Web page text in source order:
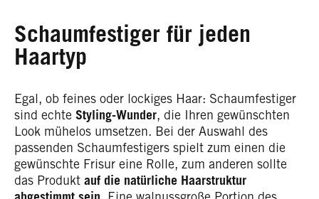
Schaumfestiger für jeden
Haartyp
Egal, ob feines oder lockiges Haar: Schaumfestiger
sind echte Styling-Wunder, die Ihren gewünschten
Look mühelos umsetzen. Bei der Auswahl des
passenden Schaumfestigers spielt zum einen die
gewünschte Frisur eine Rolle, zum anderen sollte
das Produkt auf die natürliche Haarstruktur